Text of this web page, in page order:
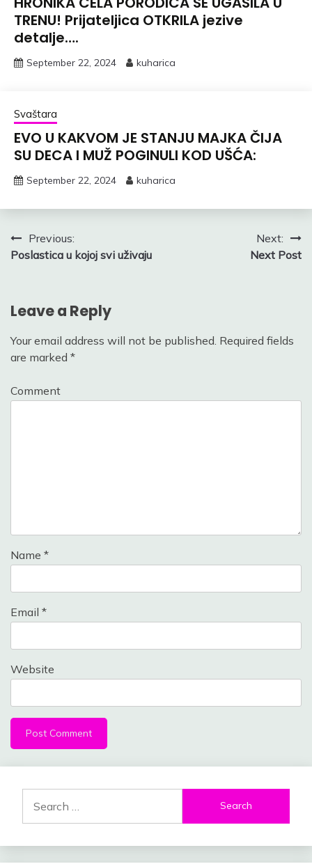
TRENU! Prijateljica OTKRILA jezive
detalje….
September 22, 2024 kuharica
Svaštara
EVO U KAKVOM JE STANJU MAJKA ČIJA
SU DECA I MUŽ POGINULI KOD UŠĆA:
September 22, 2024 kuharica
Post
navigation
Previous:
Poslastica u kojoj svi uživaju
Next:
Next Post
Leave a Reply
Your email address will not be published. Required fields
are marked *
Comment
Name *
Email *
Website
for: